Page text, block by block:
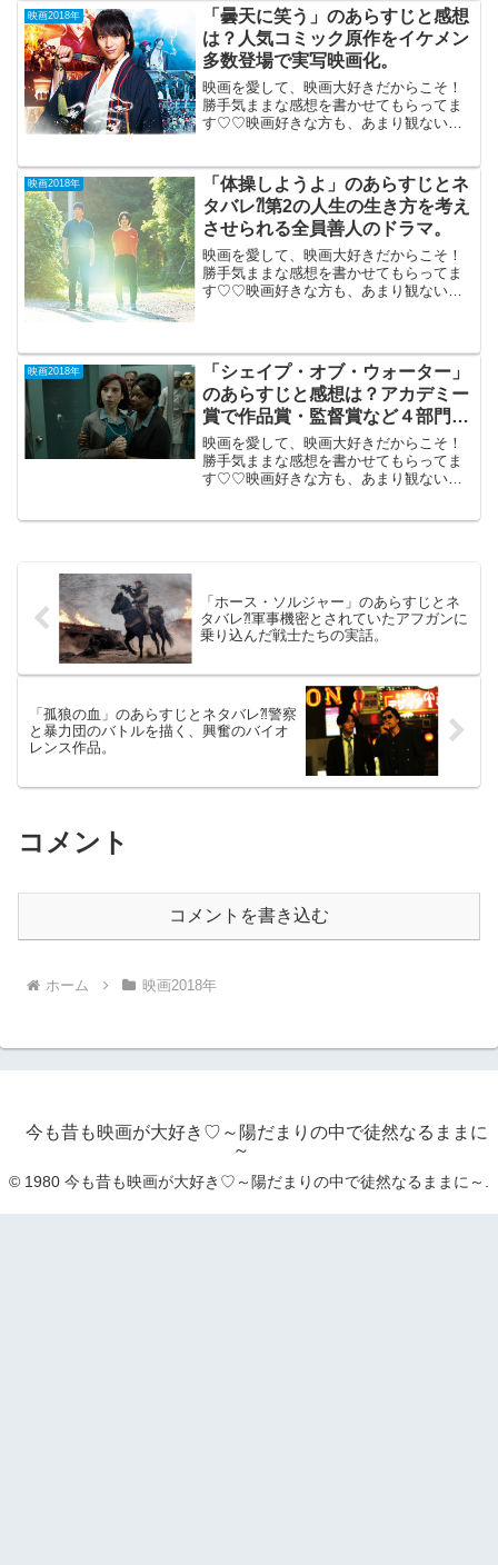
暴動の真実を描く衝撃サスペンス。1967
年...
映画2018年
「曇天に笑う」のあらすじと感想
は？人気コミック原作をイケメン
多数登場で実写映画化。
映画を愛して、映画大好きだからこそ！
勝手気ままな感想を書かせてもらってま
す♡♡映画好きな方も、あまり観ない方
ク原作をイケメン多数登場で実写映画
化。明治維新...
映画2018年
「体操しようよ」のあらすじとネ
タバレ⁈第2の人生の生き方を考え
させられる全員善人のドラマ。
映画を愛して、映画大好きだからこそ！
勝手気ままな感想を書かせてもらってま
す♡♡映画好きな方も、あまり観ない方
ラマ。...
映画2018年
「シェイプ・オブ・ウォーター」
のあらすじと感想は？アカデミー
賞で作品賞・監督賞など４部門受
賞のダーク・ファンタジー。
映画を愛して、映画大好きだからこそ！
勝手気ままな感想を書かせてもらってま
す♡♡映画好きな方も、あまり観ない方
「ホース・ソルジャー」のあらすじとネ
タバレ⁈軍事機密とされていたアフガンに
乗り込んだ戦士たちの実話。
「孤狼の血」のあらすじとネタバレ⁈警察
と暴力団のバトルを描く、興奮のバイオ
レンス作品。
コメント
コメントを書き込む
ホーム 映画2018年
今も昔も映画が大好き♡～陽だまりの中で徒然なるままに
～
© 1980 今も昔も映画が大好き♡～陽だまりの中で徒然なるままに～.